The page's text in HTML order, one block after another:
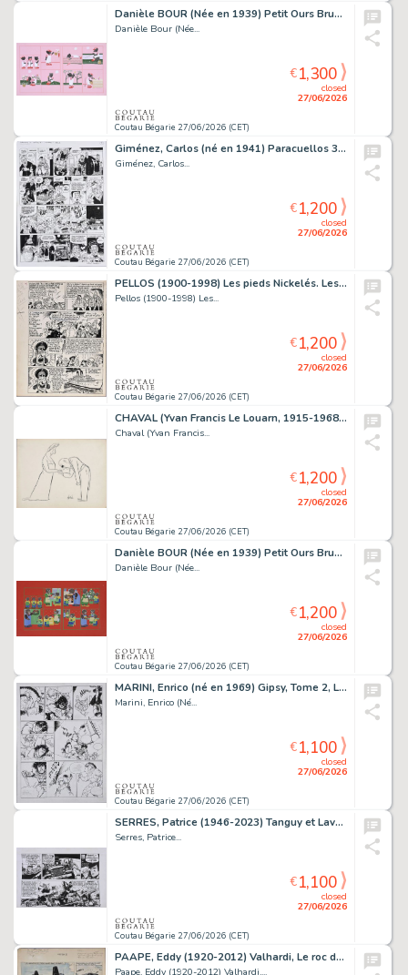
Danièle BOUR (Née en 1939) Petit Ours Brun n°123. Petit...
Danièle Bour (Née...
Coutau Bégarie 27/06/2026 (CET)
closed
27/06/2026
€1,300
Giménez, Carlos (né en 1941) Paracuellos 3, Capitulo...
Giménez, Carlos...
Coutau Bégarie 27/06/2026 (CET)
closed
27/06/2026
€1,200
PELLOS (1900-1998) Les pieds Nickelés. Les pieds nickelés...
Pellos (1900-1998) Les...
Coutau Bégarie 27/06/2026 (CET)
closed
27/06/2026
€1,200
CHAVAL (Yvan Francis Le Louarn, 1915-1968) Le Diamant. Encre...
Chaval (Yvan Francis...
Coutau Bégarie 27/06/2026 (CET)
closed
27/06/2026
€1,200
Danièle BOUR (Née en 1939) Petit Ours Brun n° 322....
Danièle Bour (Née...
Coutau Bégarie 27/06/2026 (CET)
closed
27/06/2026
€1,200
MARINI, Enrico (né en 1969) Gipsy, Tome 2, Les feux...
Marini, Enrico (Né...
Coutau Bégarie 27/06/2026 (CET)
closed
27/06/2026
€1,100
SERRES, Patrice (1946-2023) Tanguy et Laverdure, Tome...
Serres, Patrice...
Coutau Bégarie 27/06/2026 (CET)
closed
27/06/2026
€1,100
PAAPE, Eddy (1920-2012) Valhardi, Le roc du diable,...
Paape, Eddy (1920-2012) Valhardi,...